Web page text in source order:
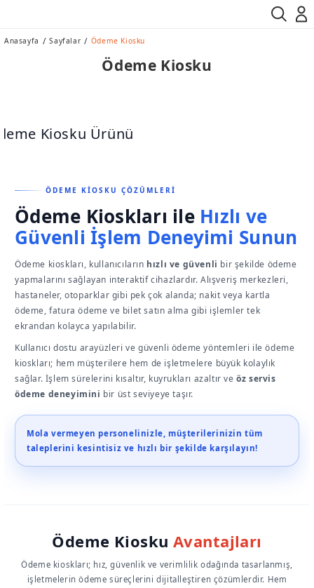
Anasayfa Sayfalar Ödeme Kiosku
Ödeme Kiosku
ÖDEME KİOSKU ÇÖZÜMLERİ
Ödeme Kioskları ile Hızlı ve
Güvenli İşlem Deneyimi Sunun
Ödeme kioskları, kullanıcıların hızlı ve güvenli bir şekilde ödeme
yapmalarını sağlayan interaktif cihazlardır. Alışveriş merkezleri,
hastaneler, otoparklar gibi pek çok alanda; nakit veya kartla
ödeme, fatura ödeme ve bilet satın alma gibi işlemler tek
ekrandan kolayca yapılabilir.
Kullanıcı dostu arayüzleri ve güvenli ödeme yöntemleri ile ödeme
kioskları; hem müşterilere hem de işletmelere büyük kolaylık
sağlar. İşlem sürelerini kısaltır, kuyrukları azaltır veöz servis
ödeme deneyimini bir üst seviyeye taşır.
Mola vermeyen personelinizle, müşterilerinizin tüm
taleplerini kesintisiz ve hızlı bir şekilde karşılayın!
Ödeme Kiosku Avantajları
Ödeme kioskları; hız, güvenlik ve verimlilik odağında tasarlanmış,
işletmelerin ödeme süreçlerini dijitalleştiren çözümlerdir. Hem